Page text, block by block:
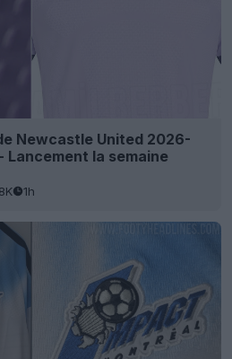
Newcastle United 2026-
Lancement la semaine
1h